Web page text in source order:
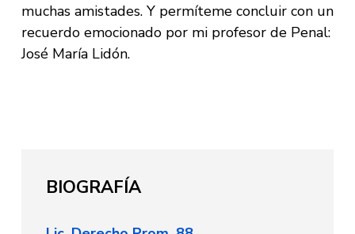
muchas amistades. Y permíteme concluir con un
recuerdo emocionado por mi profesor de Penal:
José María Lidón.
BIOGRAFÍA